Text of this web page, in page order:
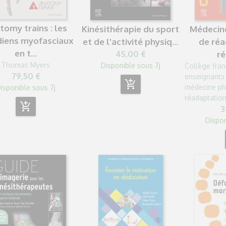
trains : les
myofasciaux
en t...
Thomas Myers
79,50 €
sous 7j
add_shopping_cart
Kinésithérapie du sport
et de l'activité physiq...
45,00 €
Disponible sous 7j
add_shopping_cart
de
Collège
médecine